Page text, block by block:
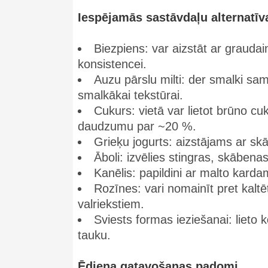
Iespējamās sastāvdaļu
Biezpiens: var aizstāt ar
konsistencei.
Auzu pārslu milti: der smalki
smalkākai tekstūrai.
Cukurs: vietā var lietot brūno
daudzumu par ~20 %.
Grieķu jogurts: aizstājams ar
Āboli: izvēlies stingras,
Kanēlis: papildini ar malto
Rozīnes: vari nomainīt pret
valriekstiem.
Sviests formas ieziešanai: lieto
tauku.